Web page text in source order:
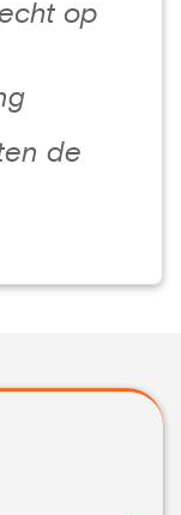
op
de